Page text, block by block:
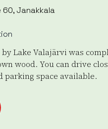
60, Janakkala
Lake Valajärvi was
wood. You can drive
parking space available.